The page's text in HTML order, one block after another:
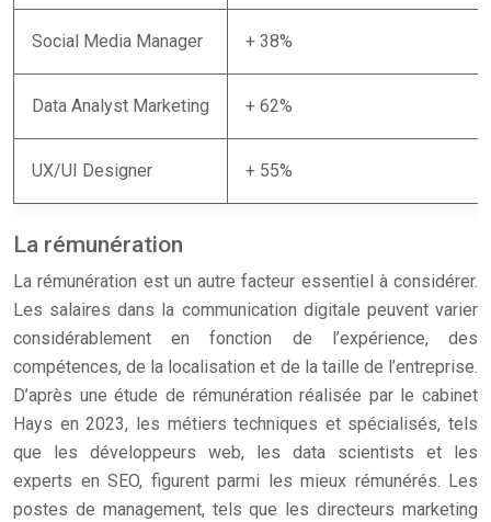
Social Media Manager + 38%
Data Analyst Marketing + 62%
UX/UI Designer + 55%
La rémunération
La rémunération est un autre facteur essentiel à considérer.
Les salaires dans la communication digitale peuvent varier
considérablement en fonction de l’expérience, des
compétences, de la localisation et de la taille de l’entreprise.
D’après une étude de rémunération réalisée par le cabinet
Hays en 2023, les métiers techniques et spécialisés, tels
que les développeurs web, les data scientists et les
experts en SEO, figurent parmi les mieux rémunérés. Les
postes de management, tels que les directeurs marketing